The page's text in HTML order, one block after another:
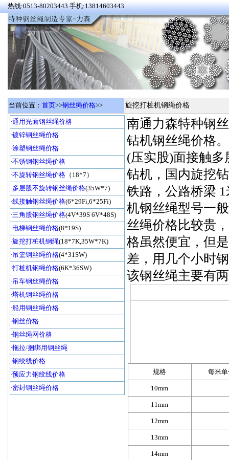
热线:0513-80203443 手机:13814603443
当前位置： 首页>>钢丝绳价格>> 旋挖打桩机钢绳价格
·通用光面钢丝绳价格
·镀锌钢丝绳价格
·涂塑钢丝绳价格
·不锈钢钢丝绳价格
·不旋转钢丝绳价格 （18*7）
·多层股不旋转钢丝绳价格(35W*7)
·线接触钢丝绳价格(6*29Fi,6*25Fi)
·三角股钢丝绳价格(4V*39S 6V*48S)
·电梯钢丝绳价格(8*19S)
·旋挖打桩机钢绳(18*7K,35W*7K)
·吊篮钢丝绳价格(4*31SW)
·打桩机钢绳价格(6K*36SW)
·吊车钢丝绳价格
·塔机钢丝绳价格
·船用钢丝绳价格
·钢丝价格
·钢丝绳网价格
·拖拉/捆绑用钢丝绳
·钢绞线价格
·预应力钢绞线价格
·密封钢丝绳价格
南通力森特种钢
钻机钢丝绳价格
(压实股)面接触
钻机，国内旋挖
铁路，公路桥梁
机钢丝绳型号一
丝绳价格比较贵
格虽然便宜，但
差，用几个小时
该钢丝绳主要有
规格 每米单
10mm
11mm
12mm
13mm
14mm